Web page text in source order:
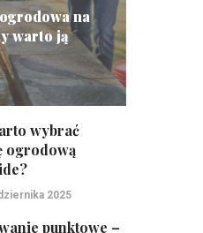
na
warto ją
wybrać
ogrodową
2025
punktowe –